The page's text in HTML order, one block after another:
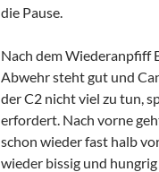
die Pause.
Nach dem Wiederanpfiff
Abwehr steht gut und
der C2 nicht viel zu tun,
erfordert. Nach vorne
schon wieder fast halb
wieder bissig und